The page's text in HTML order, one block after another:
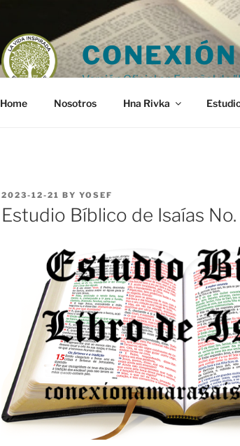
Versión Oficial en Español de
Home Nosotros Hna Rivka
POSTED
ON
2023-12-21 BY YOSEF
Estudio Bíblico de Isaías